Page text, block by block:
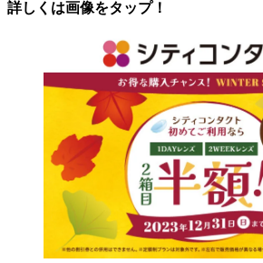
詳しくは画像をタップ！